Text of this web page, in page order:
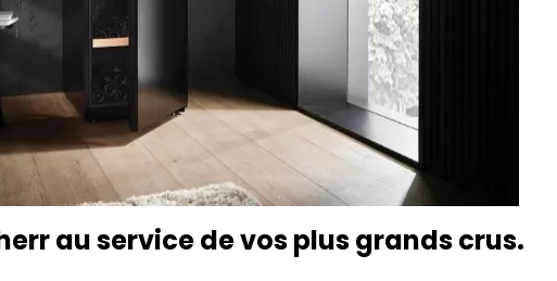
au service de vos plus grands crus.